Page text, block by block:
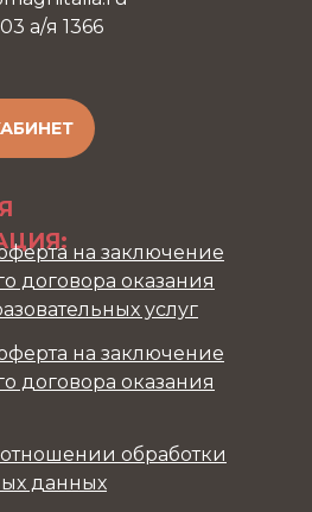
обработки
данных
на заключение
договора оказания
на заключение
договора оказания
услуг
а/я 1366